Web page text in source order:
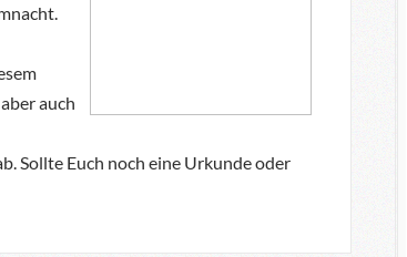
auch
Sollte Euch noch eine Urkunde oder